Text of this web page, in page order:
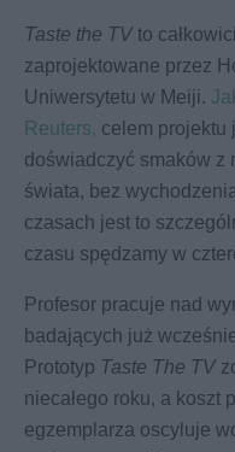
Taste the TVto
zaprojektowane przez
Uniwersytetu w Meiji.
Reuters, celem projektu
doświadczyć smaków z
świata, bez
czasach jest to
czasu spędzamy w
Profesor pracuje nad
badających już
Prototyp Taste The TV
niecałego roku, a koszt
egzemplarza oscyluje